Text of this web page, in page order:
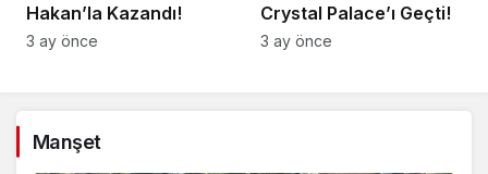
Hakan’la Kazandı!
3 ay önce
Crystal Palace’ı Geçti!
3 ay önce
Manşet